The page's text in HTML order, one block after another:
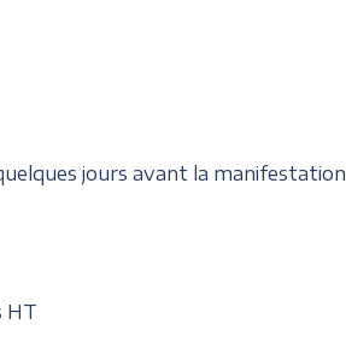
jours avant la manifestation
HT